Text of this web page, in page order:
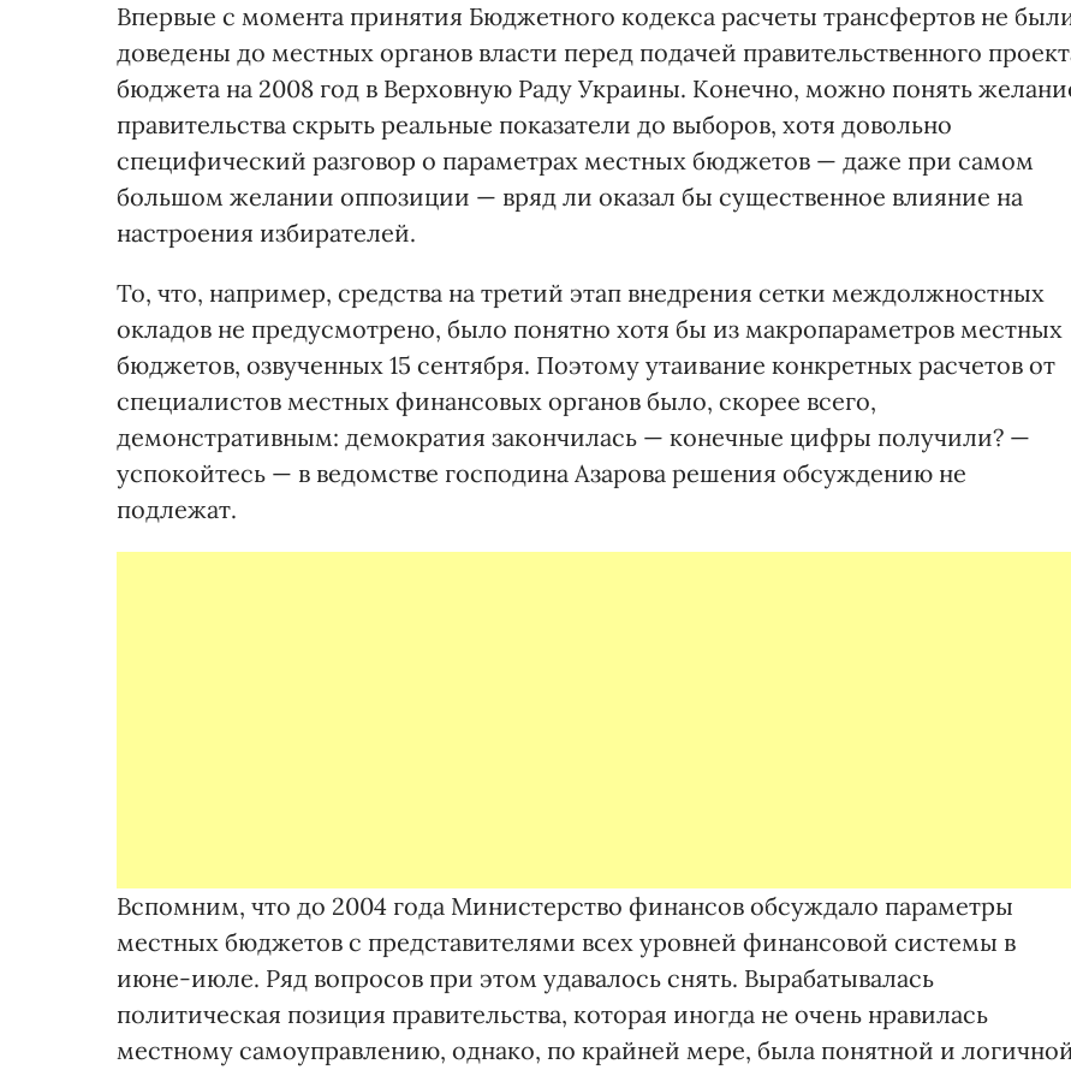
Впервые с момента принятия Бюджетного кодекса расчеты трансфертов не
доведены до местных органов власти перед подачей правительственного
бюджета на 2008 год в Верховную Раду Украины. Конечно, можно понять
правительства скрыть реальные показатели до выборов, хотя довольно
специфический разговор о параметрах местных бюджетов — даже при самом
большом желании оппозиции — вряд ли оказал бы существенное влияние на
настроения избирателей.
То, что, например, средства на третий этап внедрения сетки междолжностных
окладов не предусмотрено, было понятно хотя бы из макропараметров местных
бюджетов, озвученных 15 сентября. Поэтому утаивание конкретных расчетов от
специалистов местных финансовых органов было, скорее всего,
демонстративным: демократия закончилась — конечные цифры получили? —
успокойтесь — в ведомстве господина Азарова решения обсуждению не
подлежат.
Вспомним, что до 2004 года Министерство финансов обсуждало параметры
местных бюджетов с представителями всех уровней финансовой системы в
июне-июле. Ряд вопросов при этом удавалось снять. Вырабатывалась
политическая позиция правительства, которая иногда не очень нравилась
местному самоуправлению, однако, по крайней мере, была понятной и